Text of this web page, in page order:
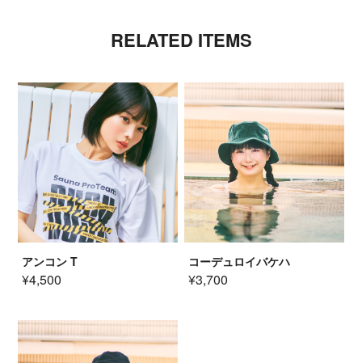
RELATED ITEMS
アンコン T
¥4,500
コーデュロイバケハ
¥3,700